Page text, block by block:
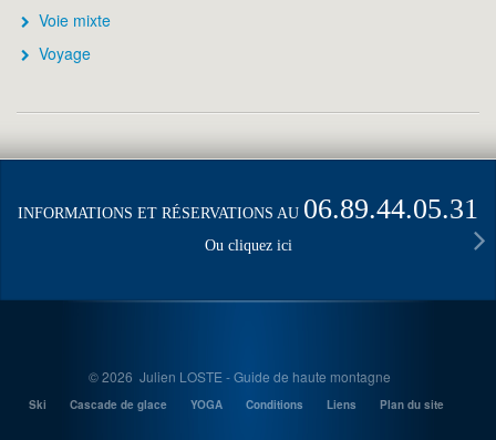
Voie mixte
Voyage
INFORMATIONS ET RÉSERVATIONS AU 06.89.44.05.31
Ou cliquez ici
© 2026 Julien LOSTE - Guide de haute montagne
Ski Cascade de glace YOGA Conditions Liens Plan du site